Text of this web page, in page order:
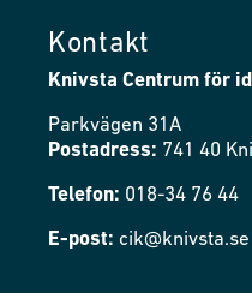
Kontakt
Knivsta Centrum för
Parkvägen 31A
Postadress: 741 40
Telefon: 018-34 76 44
E-post: cik@knivsta.se